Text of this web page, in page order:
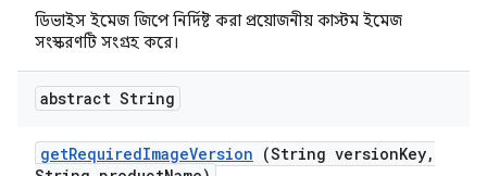
ডিভাইস ইমেজ জিপে নির্দিষ্ট করা প্রয়োজনীয় কাস্টম ইমেজ
সংস্করণটি সংগ্রহ করে।
abstract String
getRequiredImageVersion (String versionKey,